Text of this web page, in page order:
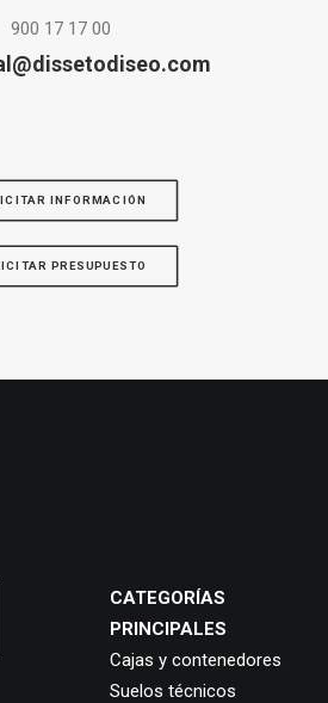
900 17 17 00
INFORMACIÓN
PRESUPUESTO
CATEGORÍAS
PRINCIPALES
Cajas y contenedores
Suelos técnicos